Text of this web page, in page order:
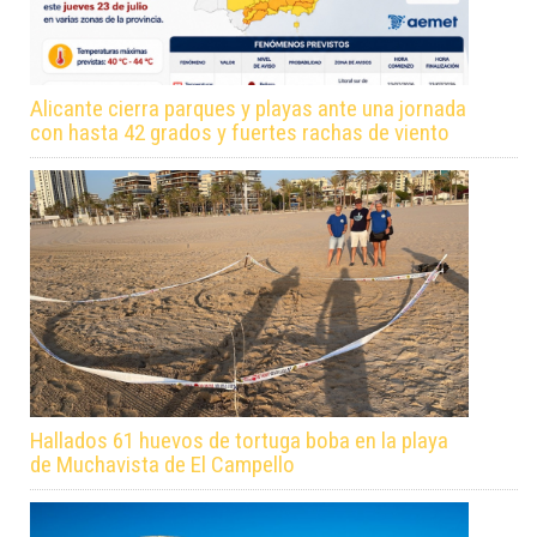
Alicante cierra parques y playas ante una jornada
con hasta 42 grados y fuertes rachas de viento
Hallados 61 huevos de tortuga boba en la playa
de Muchavista de El Campello